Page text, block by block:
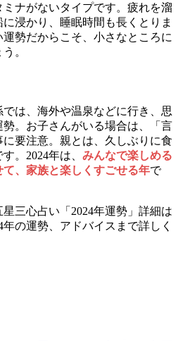
ナがないタイプです。疲れを溜
浸かり、睡眠時間も長くとりま
勢だからこそ、小さなところに
。
は、海外や温泉などに行き、思
。お子さんがいる場合は、「言
要注意。親とは、久しぶりに食
。2024年は、 みんなで楽しめる
、家族と楽しくすごせる年で
三心占い「2024年運勢」詳細は
の運勢、アドバイスまで詳しく